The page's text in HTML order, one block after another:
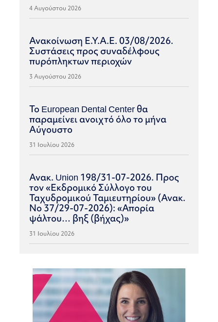
4 Αυγούστου 2026
Ανακοίνωση Ε.Υ.Α.Ε. 03/08/2026.
Συστάσεις προς συναδέλφους
πυρόπληκτων περιοχών
3 Αυγούστου 2026
Το European Dental Center θα
παραμείνει ανοιχτό όλο το μήνα
Αύγουστο
31 Ιουλίου 2026
Ανακ. Union 198/31-07-2026. Προς
τον «Εκδρομικό Σύλλογο του
Ταχυδρομικού Ταμιευτηρίου» (Ανακ.
Νο 37/29-07-2026): «Απορία
ψάλτου… βηξ (βήχας)»
31 Ιουλίου 2026